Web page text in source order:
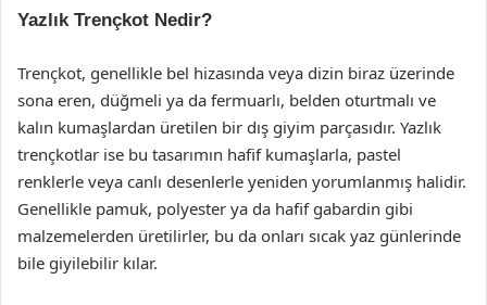
Yazlık Trençkot Nedir?
Trençkot, genellikle bel hizasında veya dizin biraz üzerinde
sona eren, düğmeli ya da fermuarlı, belden oturtmalı ve
kalın kumaşlardan üretilen bir dış giyim parçasıdır. Yazlık
trençkotlar ise bu tasarımın hafif kumaşlarla, pastel
renklerle veya canlı desenlerle yeniden yorumlanmış halidir.
Genellikle pamuk, polyester ya da hafif gabardin gibi
malzemelerden üretilirler, bu da onları sıcak yaz günlerinde
bile giyilebilir kılar.